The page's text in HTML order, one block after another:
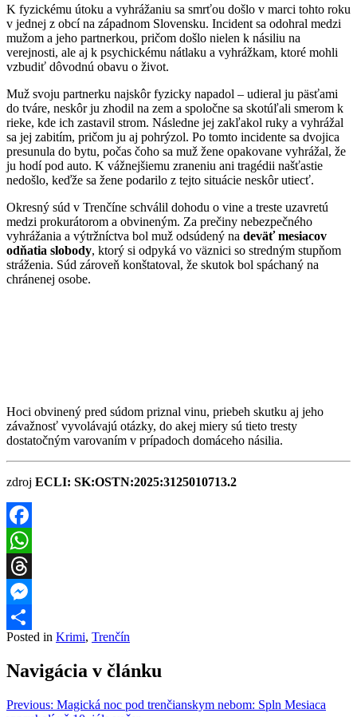
K fyzickému útoku a vyhrážaniu sa smrťou došlo v marci tohto roku
v jednej z obcí na západnom Slovensku. Incident sa odohral medzi
mužom a jeho partnerkou, pričom došlo nielen k násiliu na
verejnosti, ale aj k psychickému nátlaku a vyhrážkam, ktoré mohli
vzbudiť dôvodnú obavu o život.
Muž svoju partnerku najskôr fyzicky napadol – udieral ju päsťami
do tváre, neskôr ju zhodil na zem a spoločne sa skotúľali smerom k
rieke, kde ich zastavil strom. Následne jej zakľakol ruky a vyhrážal
sa jej zabitím, pričom ju aj pohrýzol. Po tomto incidente sa dvojica
presunula do bytu, počas čoho sa muž žene opakovane vyhrážal, že
ju hodí pod auto. K vážnejšiemu zraneniu ani tragédii našťastie
nedošlo, keďže sa žene podarilo z tejto situácie neskôr utiecť.
Okresný súd v Trenčíne schválil dohodu o vine a treste uzavretú
medzi prokurátorom a obvineným. Za prečiny nebezpečného
vyhrážania a výtržníctva bol muž odsúdený na deväť mesiacov
odňatia slobody, ktorý si odpyká vo väznici so stredným stupňom
stráženia. Súd zároveň konštatoval, že skutok bol spáchaný na
chránenej osobe.
Hoci obvinený pred súdom priznal vinu, priebeh skutku aj jeho
závažnosť vyvolávajú otázky, do akej miery sú tieto tresty
dostatočným varovaním v prípadoch domáceho násilia.
zdroj ECLI: SK:OSTN:2025:3125010713.2
Facebook
WhatsApp
Threads
Messenger
Share
Posted in Krimi, Trenčín
Navigácia v článku
Previous: Magická noc pod trenčianskym nebom: Spln Mesiaca